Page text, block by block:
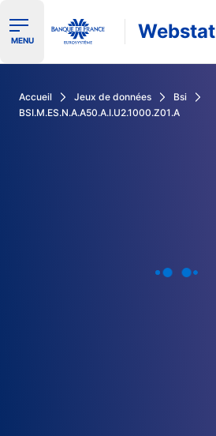
Ouvrir le menu de navigation
MENU Webstat
Accueil Jeux de données
Bsi
BSI.M.ES.N.A.A50.A.I.U2.1000.Z01.A